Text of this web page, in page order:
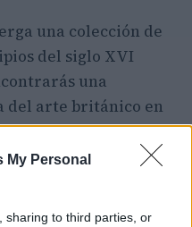
My Personal
sharing to third parties, or
una colección de
del siglo XVI
una
del arte británico en
y podrá
artistas
exclusivamente